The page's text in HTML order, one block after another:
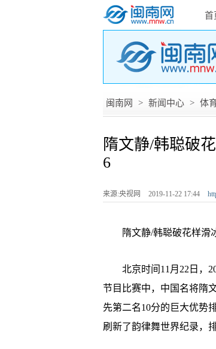
首
闽南网 > 新闻中心 > 体
隋文静/韩聪破
6
来源:央视网 2019-11-22 17:44
隋文静/韩聪破花样滑冰
北京时间11月22日，
节目比赛中，中国名将隋
先第二名10分的巨大优势
刷新了韵律舞世界纪录，